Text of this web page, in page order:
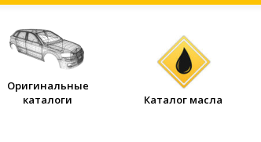
Оригинальные
каталоги
Каталог масла